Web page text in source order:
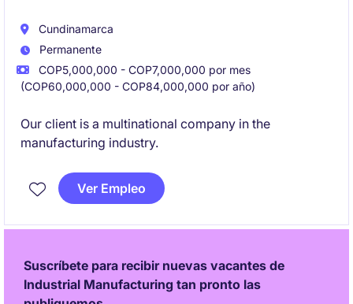
del negocio.
Cundinamarca
Permanente
COP5,000,000 - COP7,000,000 por mes
(COP60,000,000 - COP84,000,000 por año)
Our client is a multinational company in the
manufacturing industry.
Ver Empleo
Suscríbete para recibir nuevas vacantes de
Industrial Manufacturing tan pronto las